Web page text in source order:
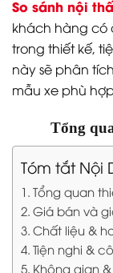
So sánh nội
khách hàng có
trong thiết kế,
này sẽ phân
mẫu xe phù
Tổng
Tóm tắt Nội
Tổng quan
Giá bán và
Chất liệu &
Tiện nghi &
Không gian